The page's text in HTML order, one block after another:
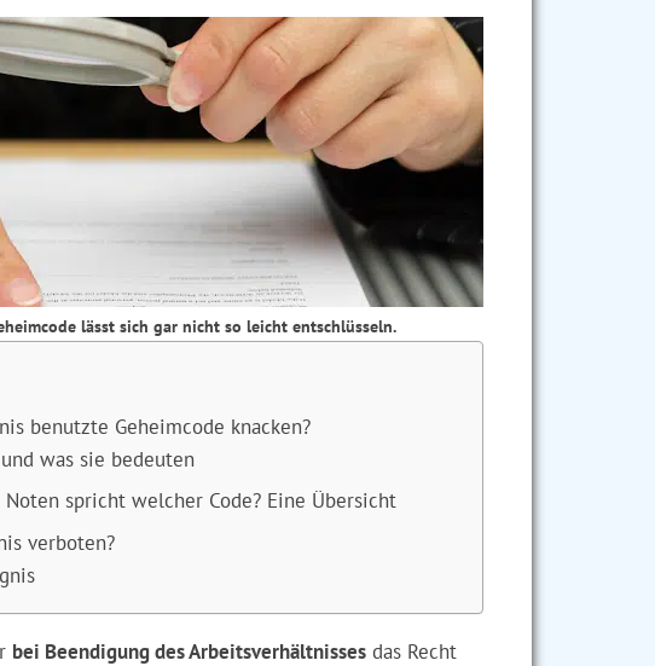
lässt sich gar nicht so leicht entschlüsseln.
benutzte Geheimcode knacken?
was sie bedeuten
spricht welcher Code? Eine Übersicht
verboten?
bei Beendigung des Arbeitsverhältnisses das Recht